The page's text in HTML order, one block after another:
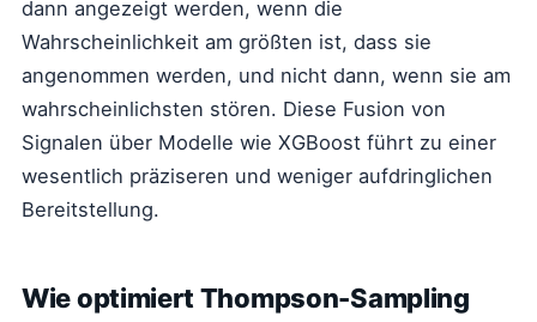
dann angezeigt werden, wenn die
Wahrscheinlichkeit am größten ist, dass sie
angenommen werden, und nicht dann, wenn sie am
wahrscheinlichsten stören. Diese Fusion von
Signalen über Modelle wie XGBoost führt zu einer
wesentlich präziseren und weniger aufdringlichen
Bereitstellung.
Wie optimiert Thompson-Sampling